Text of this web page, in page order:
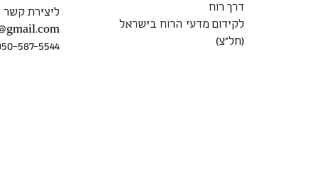
ליצירת קשר
587-5544
דרך רוח
לקידום מדעי הרוח בישראל
(חל״צ)